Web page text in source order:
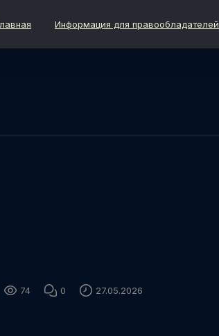
Информация для правообладателей
74 0 27.05.2026